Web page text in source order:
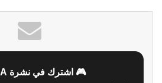
🎮 اشترك في نشرة VGA4A